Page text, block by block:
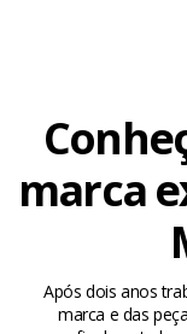
marca
Após dois anos
marca e das